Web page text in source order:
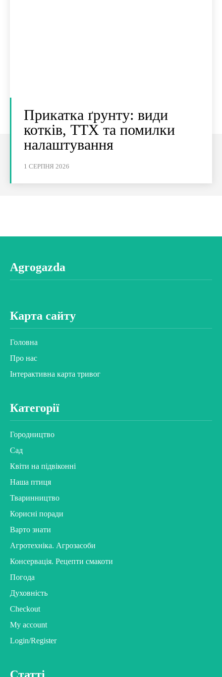
Прикатка ґрунту: види
котків, ТТХ та помилки
налаштування
1 СЕРПНЯ 2026
Agrogazda
Карта сайту
Головна
Про нас
Інтерактивна карта тривог
Категорії
Городництво
Сад
Квіти на підвіконні
Наша птиця
Тваринництво
Корисні поради
Варто знати
Агротехніка. Агрозасоби
Консервація. Рецепти смакоти
Погода
Духовність
Checkout
My account
Login/Register